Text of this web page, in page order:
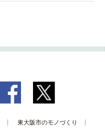
東大阪市のモノづくり